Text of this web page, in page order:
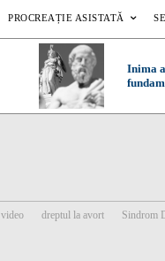
PROCREAȚIE ASISTATĂ
Inima
video dreptul la avort Sindrom